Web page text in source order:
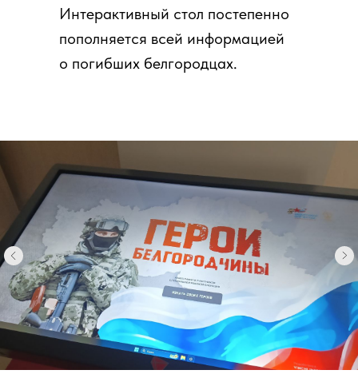
Интерактивный стол постепенно
пополняется всей информацией
о погибших белгородцах.